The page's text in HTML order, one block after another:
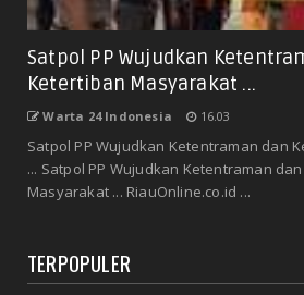
Satpol PP Wujudkan
Ketertiban Masyarakat ...
Warta 24 Indonesia 16.03
Satpol PP Wujudkan Ketentraman dan
... Satpol PP Wujudkan Ketentraman
Masyarakat ... RiauOnline.co.id ...
TERPOPULER